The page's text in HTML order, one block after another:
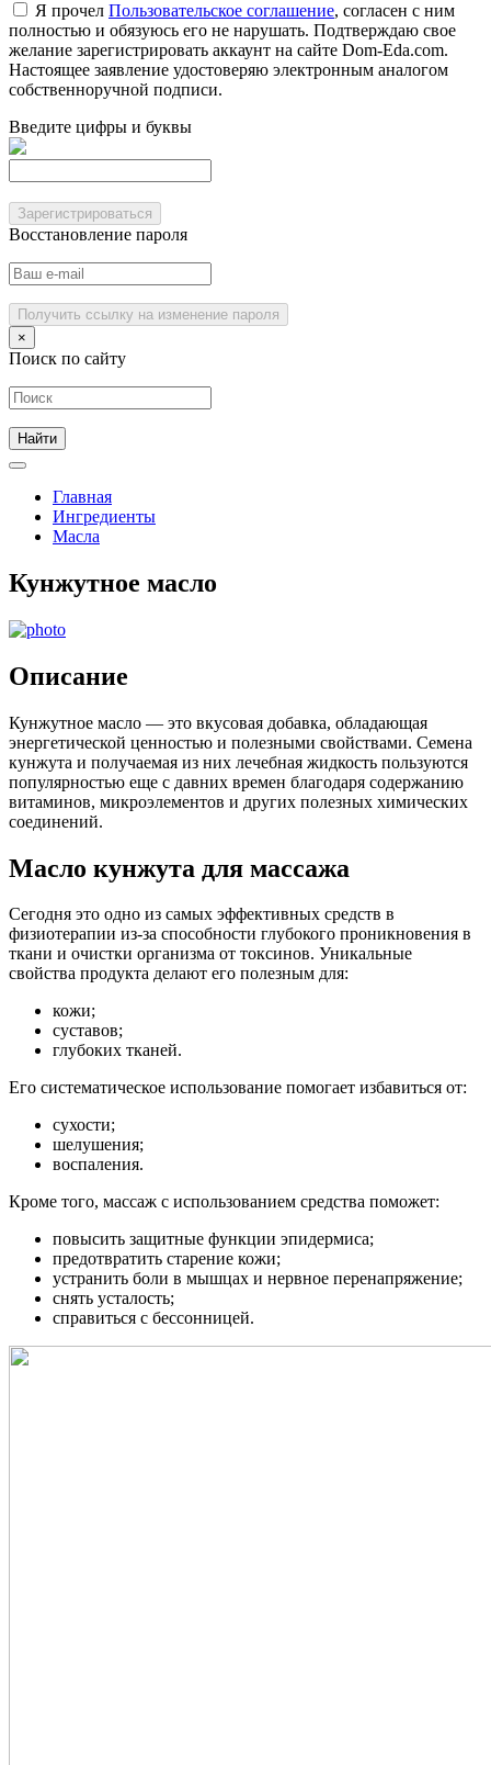
Я прочел Пользовательское соглашение, согласен с ним
полностью и обязуюсь его не нарушать. Подтверждаю свое
желание зарегистрировать аккаунт на сайте Dom-Eda.com.
Настоящее заявление удостоверяю электронным аналогом
собственноручной подписи.
Введите цифры и буквы
Зарегистрироваться
Восстановление пароля
Получить ссылку на изменение пароля
×
Поиск по сайту
Главная
Ингредиенты
Масла
Кунжутное масло
Описание
Кунжутное масло — это вкусовая добавка, обладающая
энергетической ценностью и полезными свойствами. Семена
кунжута и получаемая из них лечебная жидкость пользуются
популярностью еще с давних времен благодаря содержанию
витаминов, микроэлементов и других полезных химических
соединений.
Масло кунжута для массажа
Сегодня это одно из самых эффективных средств в
физиотерапии из-за способности глубокого проникновения в
ткани и очистки организма от токсинов. Уникальные
свойства продукта делают его полезным для:
кожи;
суставов;
глубоких тканей.
Его систематическое использование помогает избавиться от:
сухости;
шелушения;
воспаления.
Кроме того, массаж с использованием средства поможет:
повысить защитные функции эпидермиса;
предотвратить старение кожи;
устранить боли в мышцах и нервное перенапряжение;
снять усталость;
справиться с бессонницей.